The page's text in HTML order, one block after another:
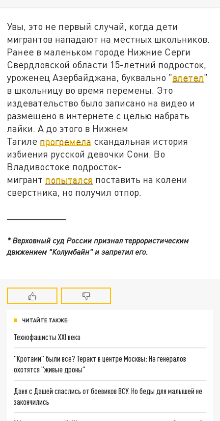
Увы, это не первый случай, когда дети
мигрантов нападают на местных школьников.
Ранее в маленьком городе Нижние Серги
Свердловской области 15-летний подросток,
уроженец Азербайджана, буквально "влетел"
в школьницу во время перемены. Это
издевательство было записано на видео и
размещено в интернете с целью набрать
лайки. А до этого в Нижнем
Тагиле прогремела скандальная история
избиения русской девочки Сони. Во
Владивостоке подросток-
мигрант попытался поставить на колени
сверстника, но получил отпор.
* Верховный суд России признал террористическим
движением "Колумбайн" и запретил его.
ЧИТАЙТЕ ТАКЖЕ:
Технофашисты XXI века
"Кротами" были все? Теракт в центре Москвы: На генералов
охотятся "живые дроны"
Даня с Дашей спаслись от боевиков ВСУ. Но беды для малышей не
закончились